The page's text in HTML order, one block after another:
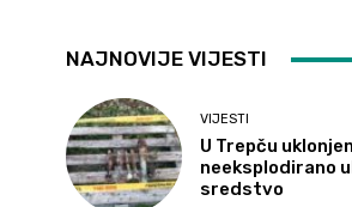
NAJNOVIJE VIJESTI
VIJESTI
U Trepču
neeksplodirano
sredstvo